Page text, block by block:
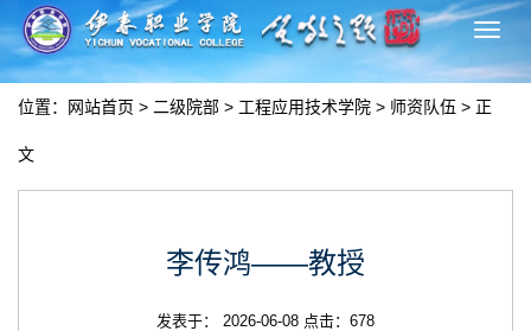
切
换
导
位置： 网站首页 > 二级院部 > 工程应用技术学院 > 师资队伍 > 正
文
李传鸿——教授
发表于： 2026-06-08 点击： 678